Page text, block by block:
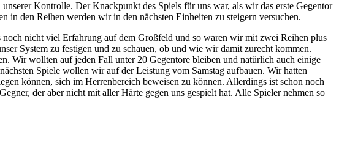
Kontrolle. Der Knackpunkt des Spiels für uns war, als wir das erste Gegentor
in den Reihen werden wir in den nächsten Einheiten zu steigern versuchen.
nicht viel Erfahrung auf dem Großfeld und so waren wir mit zwei Reihen plus
System zu festigen und zu schauen, ob und wie wir damit zurecht kommen.
Wir wollten auf jeden Fall unter 20 Gegentore bleiben und natürlich auch einige
Spiele wollen wir auf der Leistung vom Samstag aufbauen. Wir hatten
können, sich im Herrenbereich beweisen zu können. Allerdings ist schon noch
der aber nicht mit aller Härte gegen uns gespielt hat. Alle Spieler nehmen so